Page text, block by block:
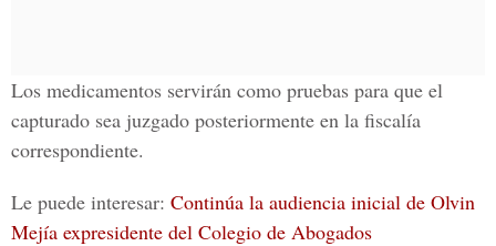
Los medicamentos servirán como pruebas para que el
capturado sea juzgado posteriormente en la fiscalía
correspondiente.
Le puede interesar: Continúa la audiencia inicial de Olvin
Mejía expresidente del Colegio de Abogados